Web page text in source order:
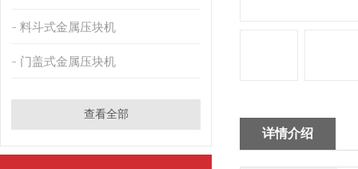
料斗式金属压块机
门盖式金属压块机
查看全部
详情介绍